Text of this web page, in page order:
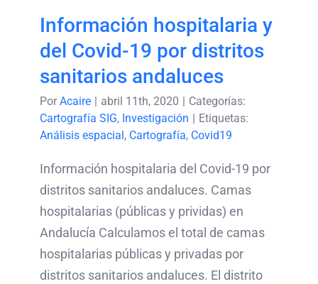
Información hospitalaria y
del Covid-19 por distritos
sanitarios andaluces
PorAcaire | abril 11th, 2020 | Categorías:
Cartografía SIG, Investigación | Etiquetas:
Análisis espacial, Cartografía, Covid19
Información hospitalaria del Covid-19 por
distritos sanitarios andaluces. Camas
hospitalarias (públicas y prividas) en
Andalucía Calculamos el total de camas
hospitalarias públicas y privadas por
distritos sanitarios andaluces. El distrito